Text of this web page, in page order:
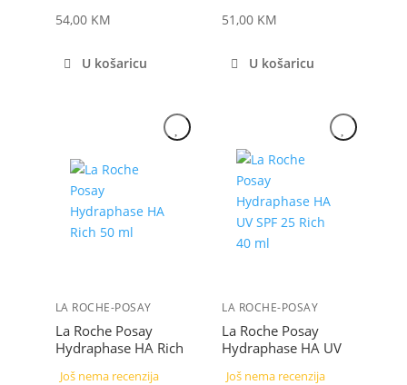
54,00 KM
U košaricu
51,00 KM
U košaricu
LA ROCHE-POSAY
La Roche Posay
Hydraphase HA Rich
Još nema recenzija
LA ROCHE-POSAY
La Roche Posay
Hydraphase HA UV
Još nema recenzija